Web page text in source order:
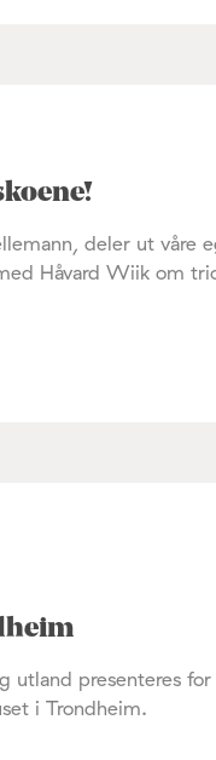
deler ut våre
Håvard Wiik om
utland presenteres
i Trondheim.